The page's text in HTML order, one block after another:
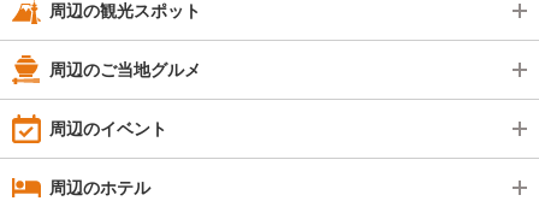
周辺の観光スポット
周辺のご当地グルメ
周辺のイベント
周辺のホテル